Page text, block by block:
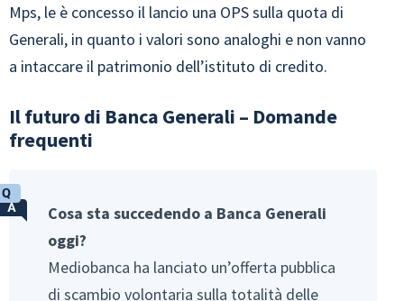
Mps, le è concesso il lancio una OPS sulla quota di
Generali, in quanto i valori sono analoghi e non vanno
a intaccare il patrimonio dell’istituto di credito.
Il futuro di Banca Generali – Domande
frequenti
Cosa sta succedendo a Banca Generali
oggi?
Mediobanca ha lanciato un’offerta pubblica
di scambio volontaria sulla totalità delle